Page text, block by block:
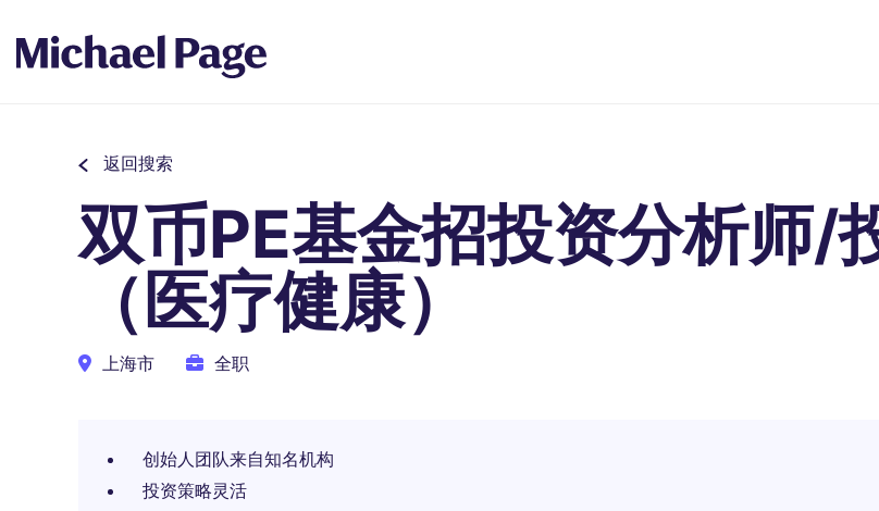
返回搜索
双币PE基金招投资分析师/
（医疗健康）
上海市 全职
创始人团队来自知名机构
投资策略灵活